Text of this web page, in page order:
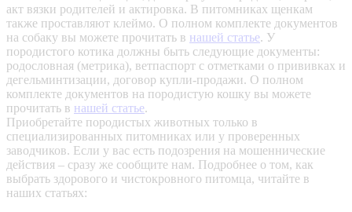
акт вязки родителей и актировка. В питомниках щенкам
также проставляют клеймо. О полном комплекте документов
на собаку вы можете прочитать в нашей статье. У
породистого котика должны быть следующие документы:
родословная (метрика), ветпаспорт с отметками о прививках и
дегельминтизации, договор купли-продажи. О полном
комплекте документов на породистую кошку вы можете
прочитать в нашей статье.
Приобретайте породистых животных только в
специализированных питомниках или у проверенных
заводчиков. Если у вас есть подозрения на мошеннические
действия – сразу же сообщите нам. Подробнее о том, как
выбрать здорового и чистокровного питомца, читайте в
наших статьях: